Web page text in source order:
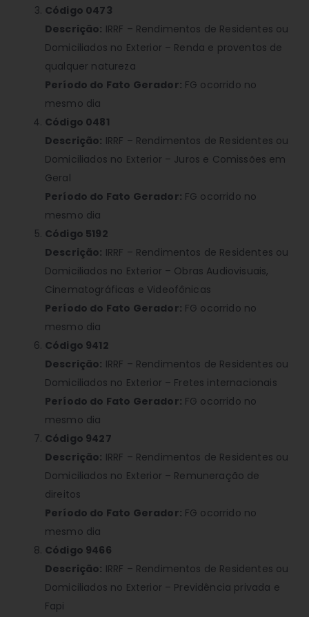
Código 0473
Descrição: IRRF – Rendimentos de Residentes ou
Domiciliados no Exterior – Renda e proventos de
qualquer natureza
Período do Fato Gerador: FG ocorrido no
mesmo dia
Código 0481
Descrição: IRRF – Rendimentos de Residentes ou
Domiciliados no Exterior – Juros e Comissões em
Geral
Período do Fato Gerador: FG ocorrido no
mesmo dia
Código 5192
Descrição: IRRF – Rendimentos de Residentes ou
Domiciliados no Exterior – Obras Audiovisuais,
Cinematográficas e Videofônicas
Período do Fato Gerador: FG ocorrido no
mesmo dia
Código 9412
Descrição: IRRF – Rendimentos de Residentes ou
Domiciliados no Exterior – Fretes internacionais
Período do Fato Gerador: FG ocorrido no
mesmo dia
Código 9427
Descrição: IRRF – Rendimentos de Residentes ou
Domiciliados no Exterior – Remuneração de
direitos
Período do Fato Gerador: FG ocorrido no
mesmo dia
Código 9466
Descrição: IRRF – Rendimentos de Residentes ou
Domiciliados no Exterior – Previdência privada e
Fapi